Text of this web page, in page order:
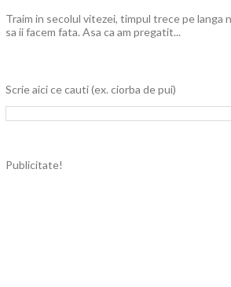
Traim in secolul vitezei, timpul trece pe langa
sa ii facem fata. Asa ca am pregatit...
Scrie aici ce cauti (ex. ciorba de pui)
Publicitate!